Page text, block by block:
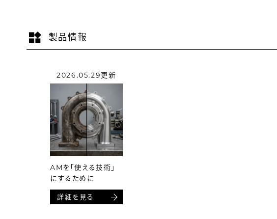
製品情報
2026.05.29更新
AMを「使える技術」
にするために
詳細を見る